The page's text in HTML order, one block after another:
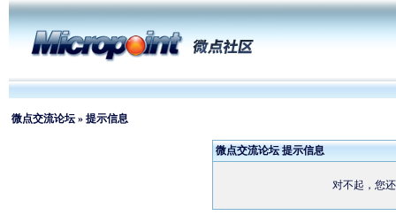
微点交流论坛 » 提示信息
微点交流论坛 提示信息
对不起，您